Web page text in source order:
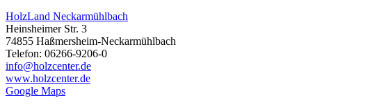
HolzLand Neckarmühlbach
Heinsheimer Str. 3
74855 Haßmersheim-Neckarmühlbach
Telefon: 06266-9206-0
info@holzcenter.de
www.holzcenter.de
Google Maps